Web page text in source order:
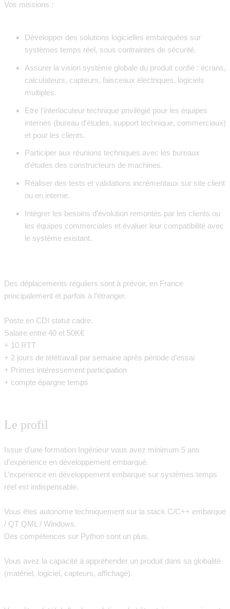
Vos missions :
Développer des solutions logicielles embarquées sur
systèmes temps réel, sous contraintes de sécurité.
Assurer la vision système globale du produit confié : écrans,
calculateurs, capteurs, faisceaux électriques, logiciels
multiples.
Etre l'interlocuteur technique privilégié pour les équipes
internes (bureau d'études, support technique, commerciaux)
et pour les clients.
Participer aux réunions techniques avec les bureaux
d'études des constructeurs de machines.
Réaliser des tests et validations incrémentaux sur site client
ou en interne.
Intégrer les besoins d'évolution remontés par les clients ou
les équipes commerciales et évaluer leur compatibilité avec
le système existant.
Des déplacements réguliers sont à prévoir, en France
principalement et parfois à l’étranger.
Poste en CDI statut cadre.
Salaire entre 40 et 50K€
+ 10 RTT
+ 2 jours de télétravail par semaine après période d’essai
+ Primes intéressement participation
+ compte épargne temps
Le profil
Issue d’une formation Ingénieur vous avez minimum 5 ans
d’expérience en développement embarqué.
L’expérience en développement embarqué sur systèmes temps
réel est indispensable.
Vous êtes autonome techniquement sur la stack C/C++ embarqué
/ QT QML / Windows.
Des compétences sur Python sont un plus.
Vous avez la capacité à appréhender un produit dans sa globalité
(matériel, logiciel, capteurs, affichage).